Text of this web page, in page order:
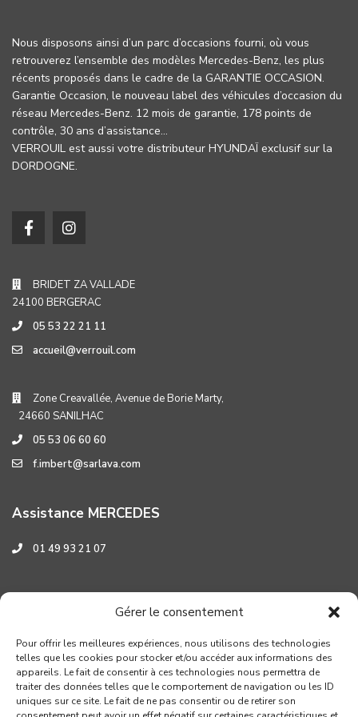
Gérer le consentement
Pour offrir les meilleures expériences, nous utilisons des technologies
telles que les cookies pour stocker et/ou accéder aux informations des
appareils. Le fait de consentir à ces technologies nous permettra de
traiter des données telles que le comportement de navigation ou les ID
uniques sur ce site. Le fait de ne pas consentir ou de retirer son
Nous disposons ainsi d’un parc d’occasions fourni, où vous
retrouverez l’ensemble des modèles Mercedes-Benz, les plus
récents proposés dans le cadre de la GARANTIE OCCASION.
Garantie Occasion, le nouveau label des véhicules d’occasion du
réseau Mercedes-Benz. 12 mois de garantie, 178 points de
contrôle, 30 ans d’assistance…
VERROUIL est aussi votre distributeur HYUNDAÏ exclusif sur la
DORDOGNE.
BRIDET ZA VALLADE
24100 BERGERAC
05 53 22 21 11
accueil@verrouil.com
Zone Creavallée, Avenue de Borie Marty,
24660 SANILHAC
05 53 06 60 60
f.imbert@sarlava.com
Assistance MERCEDES
01 49 93 21 07
Assistance HYUNDAI